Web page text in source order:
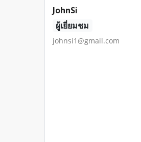
JohnSi
ผู้เยี่ยมชม
johnsi1@gmail.com